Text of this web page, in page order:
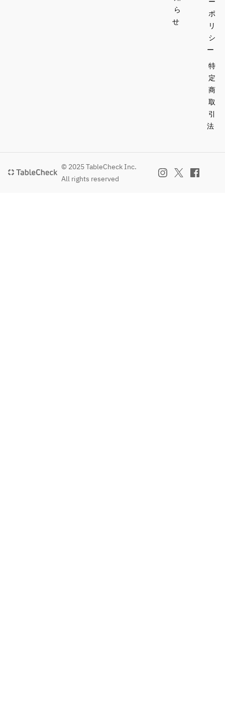
ら
せ
ポ
リ
シ
ー
特
定
商
取
引
法
© 2025 TableCheck Inc.
All rights reserved